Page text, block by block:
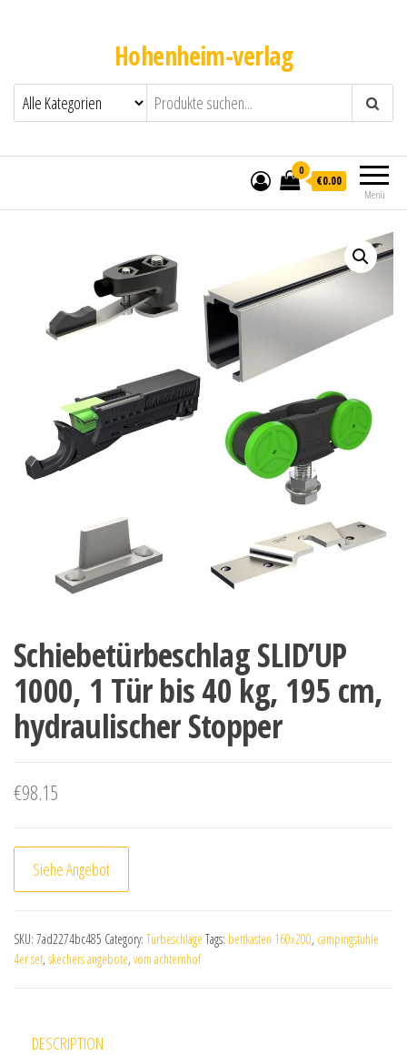
Hohenheim-verlag
Menü
0
€0.00
Schiebetürbeschlag SLID’UP
1000, 1 Tür bis 40 kg, 195 cm,
hydraulischer Stopper
€98.15
Siehe Angebot
SKU: 7ad2274bc485 Category: Türbeschläge Tags: bettkasten 160x200, campingstühle
4er set, skechers angebote, vom achternhof
DESCRIPTION